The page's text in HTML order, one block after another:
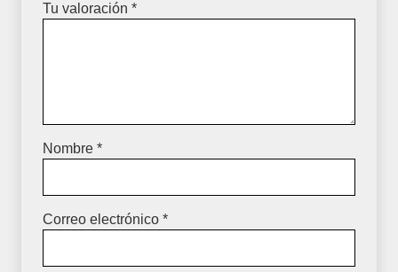
Tu valoración *
Nombre *
Correo electrónico *